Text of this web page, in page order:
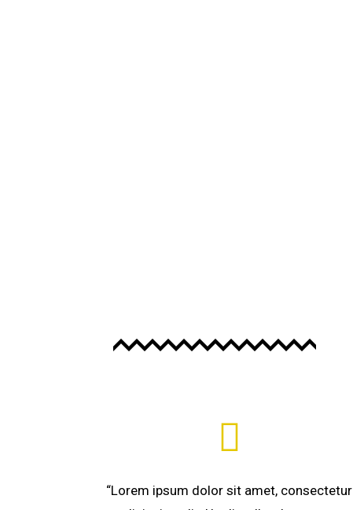
“Lorem ipsum dolor sit amet, consectetur